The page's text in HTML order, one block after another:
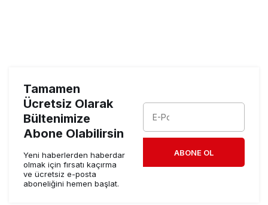
Tamamen
Ücretsiz Olarak
Bültenimize
Abone Olabilirsin
Yeni haberlerden haberdar
olmak için fırsatı kaçırma
ve ücretsiz e-posta
aboneliğini hemen başlat.
ABONE OL